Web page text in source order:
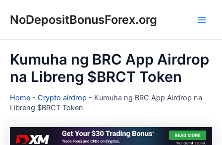
NoDepositBonusForex.org
Kumuha ng BRC App Airdrop
na Libreng $BRCT Token
Home - Crypto airdrop - Kumuha ng BRC App Airdrop na
Libreng $BRCT Token